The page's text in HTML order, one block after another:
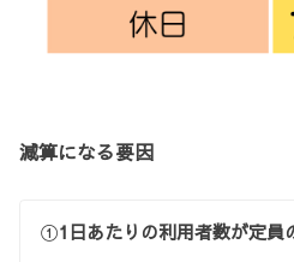
減算になる要因
①1日あたりの利用者数が定員